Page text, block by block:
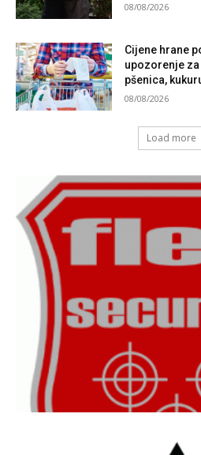
08/08/2026
Cijene hrane
upozorenje
pšenica,
08/08/2026
Load more